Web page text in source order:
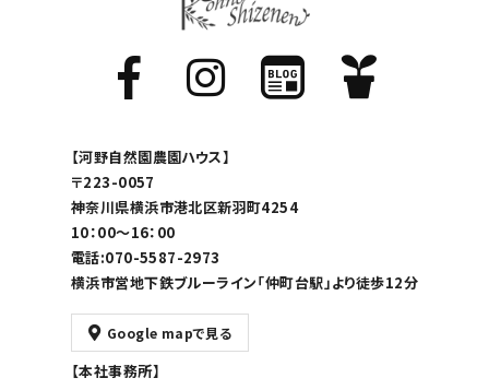
【河野自然園農園ハウス】
〒223-0057
神奈川県横浜市港北区新羽町4254
10：00～16：00
電話:070-5587-2973
横浜市営地下鉄ブルーライン「仲町台駅」より徒歩12分
Google mapで見る
【本社事務所】